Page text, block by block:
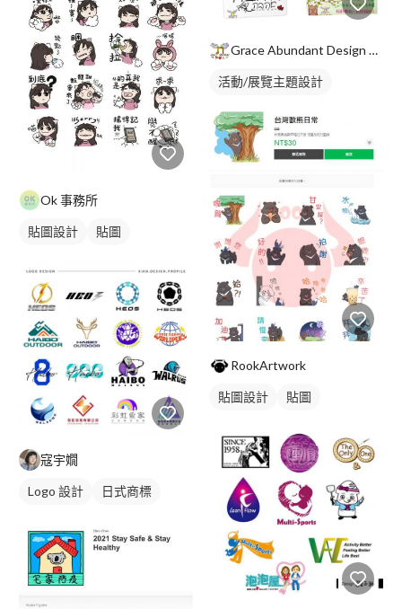
Ok 事務所
貼圖設計 貼圖
寇宇嫺
Logo 設計 日式商標
Grace Abundant Design 祝福工坊
活動/展覽主題設計
RookArtwork
貼圖設計 貼圖